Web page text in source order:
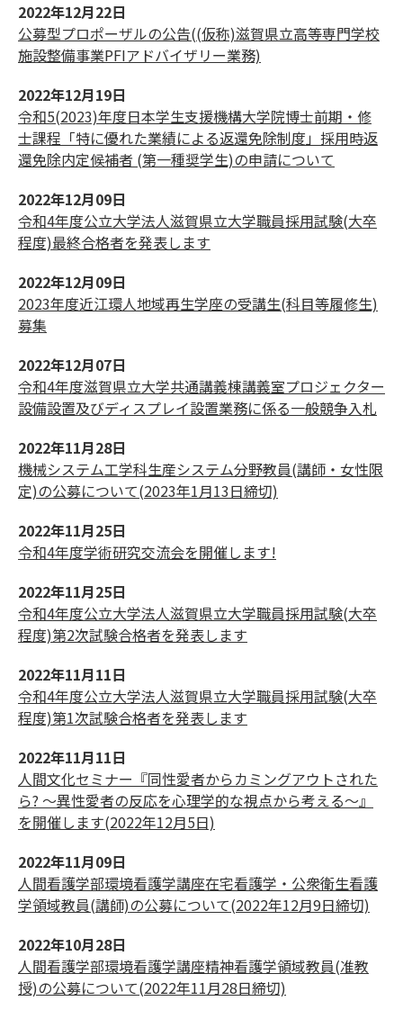
2022年12月22日
公募型プロポーザルの公告((仮称)滋賀県立高等専門学校
施設整備事業PFIアドバイザリー業務)
2022年12月19日
令和5(2023)年度日本学生支援機構大学院博士前期・修
士課程「特に優れた業績による返還免除制度」採用時返
還免除内定候補者 (第一種奨学生)の申請について
2022年12月09日
令和4年度公立大学法人滋賀県立大学職員採用試験(大卒
程度)最終合格者を発表します
2022年12月09日
2023年度近江環人地域再生学座の受講生(科目等履修生)
募集
2022年12月07日
令和4年度滋賀県立大学共通講義棟講義室プロジェクター
設備設置及びディスプレイ設置業務に係る一般競争入札
2022年11月28日
機械システム工学科生産システム分野教員(講師・女性限
定)の公募について(2023年1月13日締切)
2022年11月25日
令和4年度学術研究交流会を開催します!
2022年11月25日
令和4年度公立大学法人滋賀県立大学職員採用試験(大卒
程度)第2次試験合格者を発表します
2022年11月11日
令和4年度公立大学法人滋賀県立大学職員採用試験(大卒
程度)第1次試験合格者を発表します
2022年11月11日
人間文化セミナー『同性愛者からカミングアウトされた
ら? ～異性愛者の反応を心理学的な視点から考える～』
を開催します(2022年12月5日)
2022年11月09日
人間看護学部環境看護学講座在宅看護学・公衆衛生看護
学領域教員(講師)の公募について(2022年12月9日締切)
2022年10月28日
人間看護学部環境看護学講座精神看護学領域教員(准教
授)の公募について(2022年11月28日締切)